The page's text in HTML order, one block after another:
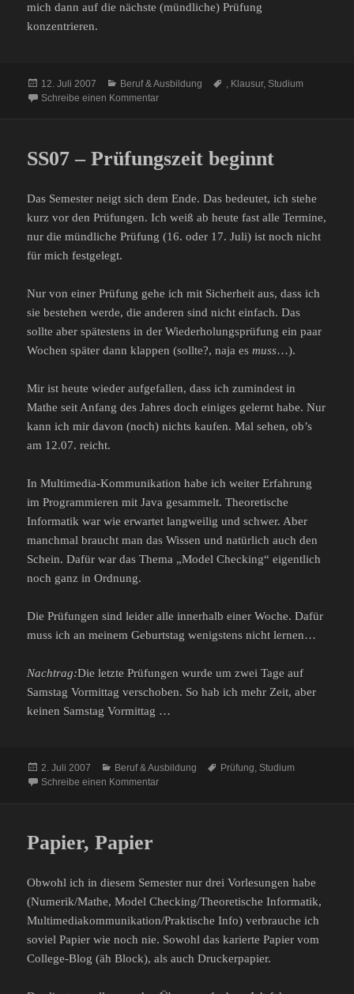
mich dann auf die nächste (mündliche) Prüfung
konzentrieren.
Veröffentlicht
am
12. Juli 2007 Kategorien
Beruf & Ausbildung Schlagwörter
, Klausur, Studium
Schreibe einen Kommentarzu Numerik1-Klausur
SS07 – Prüfungszeit beginnt
Das Semester neigt sich dem Ende. Das bedeutet, ich stehe
kurz vor den Prüfungen. Ich weiß ab heute fast alle Termine,
nur die mündliche Prüfung (16. oder 17. Juli) ist noch nicht
für mich festgelegt.
Nur von einer Prüfung gehe ich mit Sicherheit aus, dass ich
sie bestehen werde, die anderen sind nicht einfach. Das
sollte aber spätestens in der Wiederholungsprüfung ein paar
Wochen später dann klappen (sollte?, naja esmuss…).
Mir ist heute wieder aufgefallen, dass ich zumindest in
Mathe seit Anfang des Jahres doch einiges gelernt habe. Nur
kann ich mir davon (noch) nichts kaufen. Mal sehen, ob’s
am 12.07. reicht.
In Multimedia-Kommunikation habe ich weiter Erfahrung
im Programmieren mit Java gesammelt. Theoretische
Informatik war wie erwartet langweilig und schwer. Aber
manchmal braucht man das Wissen und natürlich auch den
Schein. Dafür war das Thema „Model Checking“ eigentlich
noch ganz in Ordnung.
Die Prüfungen sind leider alle innerhalb einer Woche. Dafür
muss ich an meinem Geburtstag wenigstens nicht lernen…
Nachtrag:Die letzte Prüfungen wurde um zwei Tage auf
Samstag Vormittag verschoben. So hab ich mehr Zeit, aber
keinen Samstag Vormittag …
Veröffentlicht
am
2. Juli 2007 Kategorien
Beruf & Ausbildung Schlagwörter
Prüfung, Studium
Schreibe einen Kommentarzu SS07 – Prüfungszeit beginnt
Papier, Papier
Obwohl ich in diesem Semester nur drei Vorlesungen habe
(Numerik/Mathe, Model Checking/Theoretische Informatik,
Multimediakommunikation/Praktische Info) verbrauche ich
soviel Papier wie noch nie. Sowohl das karierte Papier vom
College-Blog (äh Block), als auch Druckerpapier.